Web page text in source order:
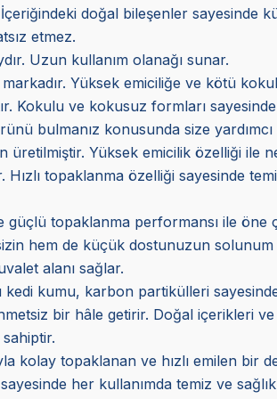
doğal bileşenler sayesinde
etmez.
Uzun kullanım olanağı sunar.
Yüksek emiciliğe ve kötü
Kokulu ve kokusuz formları
bulmanız konusunda size
Yüksek emicilik özelliği ile
topaklanma özelliği sayesinde
topaklanma performansı ile öne
hem de küçük dostunuzun
alanı sağlar.
kumu, karbon partikülleri
bir hâle getirir. Doğal içerikleri
kolay topaklanan ve hızlı emilen
her kullanımda temiz ve